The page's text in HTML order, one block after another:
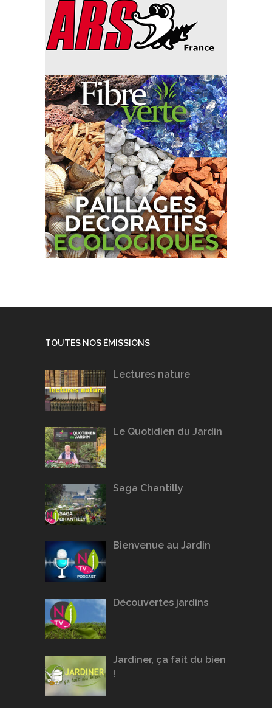
TOUTES NOS ÉMISSIONS
Lectures nature
Le Quotidien du Jardin
Saga Chantilly
Bienvenue au Jardin
Découvertes jardins
Jardiner, ça fait du bien
!